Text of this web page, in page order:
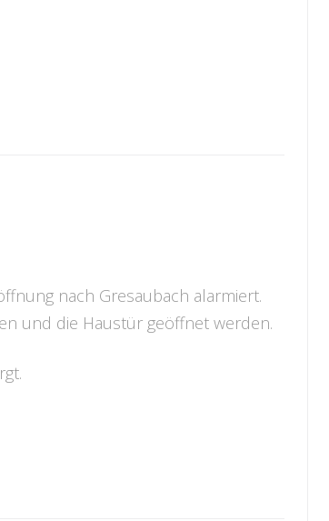
nach Gresaubach alarmiert.
und die Haustür geöffnet werden.